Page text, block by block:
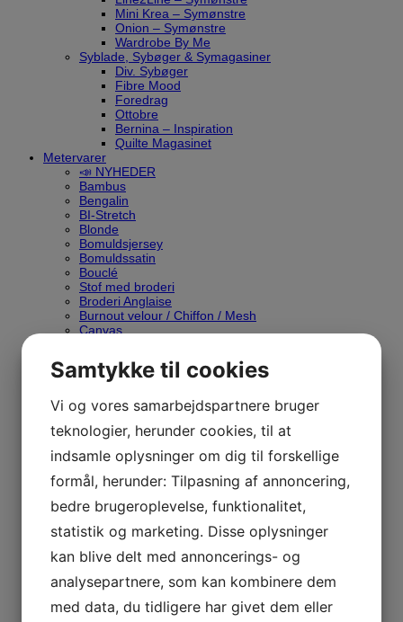
Mini Krea – Symønstre
Onion – Symønstre
Wardrobe By Me
Syblade, Sybøger & Symagasiner
Div. Sybøger
Fibre Mood
Foredrag
Ottobre
Bernina – Inspiration
Quilte Magasinet
Metervarer
📣 NYHEDER
Bambus
Bengalin
BI-Stretch
Blonde
Bomuldsjersey
Bomuldssatin
Bouclé
Stof med broderi
Broderi Anglaise
Burnout velour / Chiffon / Mesh
Canvas
Fast bomuld
Festlige Begivenheder
Flonel / Frotté
Fløjl
Foer
Hør / Hørblanding
Imiteret Læder / Pels
Isoli / French Terry
Jacquard
Kork
Light & Lush
Møbelstof
Paneler
Patchworkstof
Pique
Samtykke til cookies
Vi og vores samarbejdspartnere bruger
teknologier, herunder cookies, til at
indsamle oplysninger om dig til forskellige
formål, herunder: Tilpasning af annoncering,
bedre brugeroplevelse, funktionalitet,
statistik og marketing. Disse oplysninger
kan blive delt med annoncerings- og
analysepartnere, som kan kombinere dem
med data, du tidligere har givet dem eller